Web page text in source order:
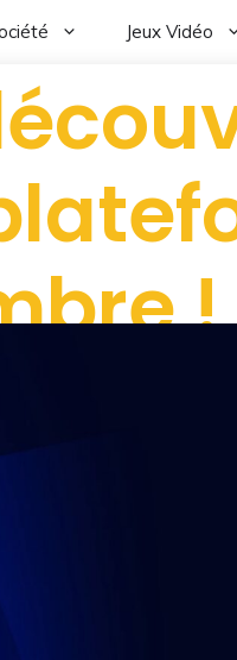
Jeux Vidéo
!